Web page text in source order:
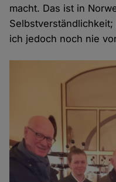
macht. Das ist in
ich jedoch noch nie